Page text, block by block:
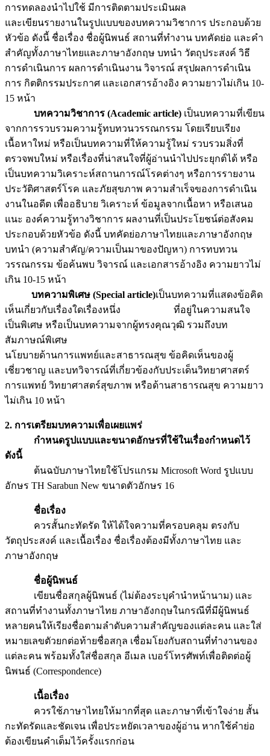
การทดลองนำไปใช้ มีการติดตามประเมินผล
และเขียนรายงานในรูปแบบของบทความวิชาการ ประกอบด้วย
หัวข้อ ดังนี้ ชื่อเรื่อง ชื่อผู้นิพนธ์ สถานที่ทำงาน บทคัดย่อ และคำ
สำคัญทั้งภาษาไทยและภาษาอังกฤษ บทนำ วัตถุประสงค์ วิธี
การดำเนินการ ผลการดำเนินงาน วิจารณ์ สรุปผลการดำเนิน
การ กิตติกรรมประกาศ และเอกสารอ้างอิง ความยาวไม่เกิน 10-
15 หน้า
บทความวิชาการ (Academic article) เป็นบทความที่เขียน
จากการรวบรวมความรู้ทบทวนวรรณกรรม โดยเรียบเรียง
เนื้อหาใหม่ หรือเป็นบทความที่ให้ความรู้ใหม่ รวบรวมสิ่งที่
ตรวจพบใหม่ หรือเรื่องที่น่าสนใจที่ผู้อ่านนำไปประยุกต์ได้ หรือ
เป็นบทความวิเคราะห์สถานการณ์โรคต่างๆ หรือการรายงาน
ประวัติศาสตร์โรค และภัยสุขภาพ ความสำเร็จของการดำเนิน
งานในอดีต เพื่ออธิบาย วิเคราะห์ ข้อมูลจากเนื้อหา หรือเสนอ
แนะ องค์ความรู้ทางวิชาการ ผลงานที่เป็นประโยชน์ต่อสังคม
ประกอบด้วยหัวข้อ ดังนี้ บทคัดย่อภาษาไทยและภาษาอังกฤษ
บทนำ (ความสำคัญ/ความเป็นมาของปัญหา) การทบทวน
วรรณกรรม ข้อค้นพบ วิจารณ์ และเอกสารอ้างอิง ความยาวไม่
เกิน 10-15 หน้า
บทความพิเศษ (Special article)เป็นบทความที่แสดงข้อคิด
เห็นเกี่ยวกับเรื่องใดเรื่องหนึ่ง ที่อยู่ในความสนใจ
เป็นพิเศษ หรือเป็นบทความจากผู้ทรงคุณวุฒิ รวมถึงบท
สัมภาษณ์พิเศษ
นโยบายด้านการแพทย์และสาธารณสุข ข้อคิดเห็นของผู้
เชี่ยวชาญ และบทวิจารณ์ที่เกี่ยวข้องกับประเด็นวิทยาศาสตร์
การแพทย์ วิทยาศาสตร์สุขภาพ หรือด้านสาธารณสุข ความยาว
ไม่เกิน 10 หน้า
2. การเตรียมบทความเพื่อเผยแพร่
กำหนดรูปแบบและขนาดอักษรที่ใช้ในเรื่องกำหนดไว้
ดังนี้
ต้นฉบับภาษาไทยใช้โปรแกรม Microsoft Word รูปแบบ
อักษร TH Sarabun New ขนาดตัวอักษร 16
ชื่อเรื่อง
ควรสั้นกะทัดรัด ให้ได้ใจความที่ครอบคลุม ตรงกับ
วัตถุประสงค์ และเนื้อเรื่อง ชื่อเรื่องต้องมีทั้งภาษาไทย และ
ภาษาอังกฤษ
ชื่อผู้นิพนธ์
เขียนชื่อสกุลผู้นิพนธ์ (ไม่ต้องระบุคำนำหน้านาม) และ
สถานที่ทำงานทั้งภาษาไทย ภาษาอังกฤษในกรณีที่มีผู้นิพนธ์
หลายคนให้เรียงชื่อตามลำดับความสำคัญของแต่ละคน และใส่
หมายเลขตัวยกต่อท้ายชื่อสกุล เชื่อมโยงกับสถานที่ทำงานของ
แต่ละคน พร้อมทั้งใส่ชื่อสกุล อีเมล เบอร์โทรศัพท์เพื่อติดต่อผู้
นิพนธ์ (Correspondence)
เนื้อเรื่อง
ควรใช้ภาษาไทยให้มากที่สุด และภาษาที่เข้าใจง่าย สั้น
กะทัดรัดและชัดเจน เพื่อประหยัดเวลาของผู้อ่าน หากใช้คำย่อ
ต้องเขียนคำเต็มไว้ครั้งแรกก่อน